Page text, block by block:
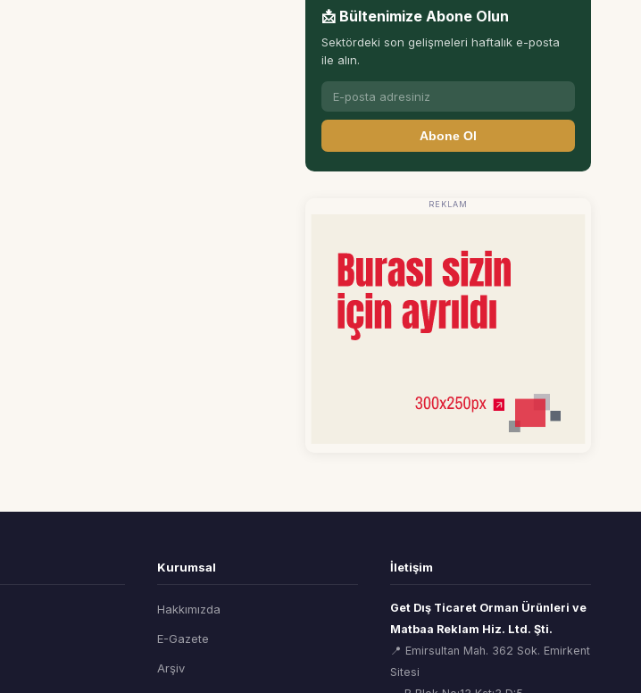
📩 Bültenimize Abone Olun
Sektördeki son gelişmeleri haftalık e-posta
ile alın.
Abone Ol
REKLAM
Kurumsal
Hakkımızda
E-Gazete
Arşiv
İletişim
Get Dış Ticaret Orman Ürünleri ve
Matbaa Reklam Hiz. Ltd. Şti.
📍 Emirsultan Mah. 362 Sok. Emirkent
Sitesi